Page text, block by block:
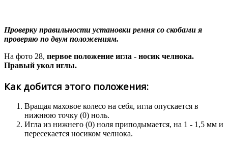
Проверку правильности установки ремня со скобами я
проверяю по двум положениям.
На фото 28, первое положение игла - носик челнока.
Правый укол иглы.
Как добится этого положения:
Вращая маховое колесо на себя, игла опускается в
нижнюю точку (0) ноль.
Игла из нижнего (0) ноля приподымается, на 1 - 1,5 мм и
пересекается носиком челнока.